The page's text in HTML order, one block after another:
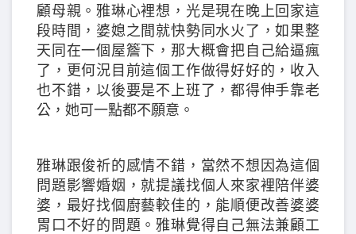
顧母親。雅琳心裡想，光是現在晚上回家這
段時間，婆媳之間就快勢同水火了，如果整
天同在一個屋簷下，那大概會把自己給逼瘋
了，更何況目前這個工作做得好好的，收入
也不錯，以後要是不上班了，都得伸手靠老
公，她可一點都不願意。
雅琳跟俊祈的感情不錯，當然不想因為這個
問題影響婚姻，就提議找個人來家裡陪伴婆
婆，最好找個廚藝較佳的，能順便改善婆婆
胃口不好的問題。雅琳覺得自己無法兼顧工